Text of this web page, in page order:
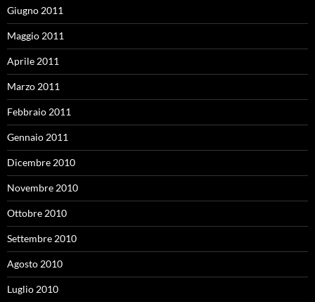
Giugno 2011
Maggio 2011
Aprile 2011
Marzo 2011
Febbraio 2011
Gennaio 2011
Dicembre 2010
Novembre 2010
Ottobre 2010
Settembre 2010
Agosto 2010
Luglio 2010